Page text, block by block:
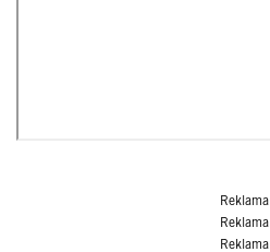
Reklama
Reklama
Reklama